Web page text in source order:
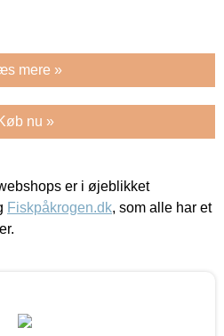
mere »
nu »
er i øjeblikket
Fiskpåkrogen.dk, som alle har et